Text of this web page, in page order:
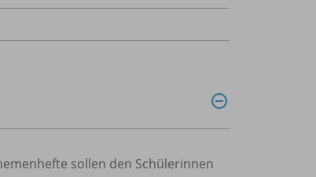
sollen den Schülerinnen